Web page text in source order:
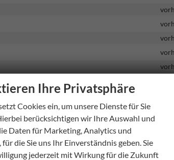
Ihre Privatsphäre
Cookies ein, um unsere Dienste für Sie
berücksichtigen wir Ihre Auswahl und
Daten für Marketing, Analytics und
die Sie uns Ihr Einverständnis geben. Sie
jederzeit mit Wirkung für die Zukunft